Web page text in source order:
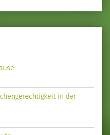
in der